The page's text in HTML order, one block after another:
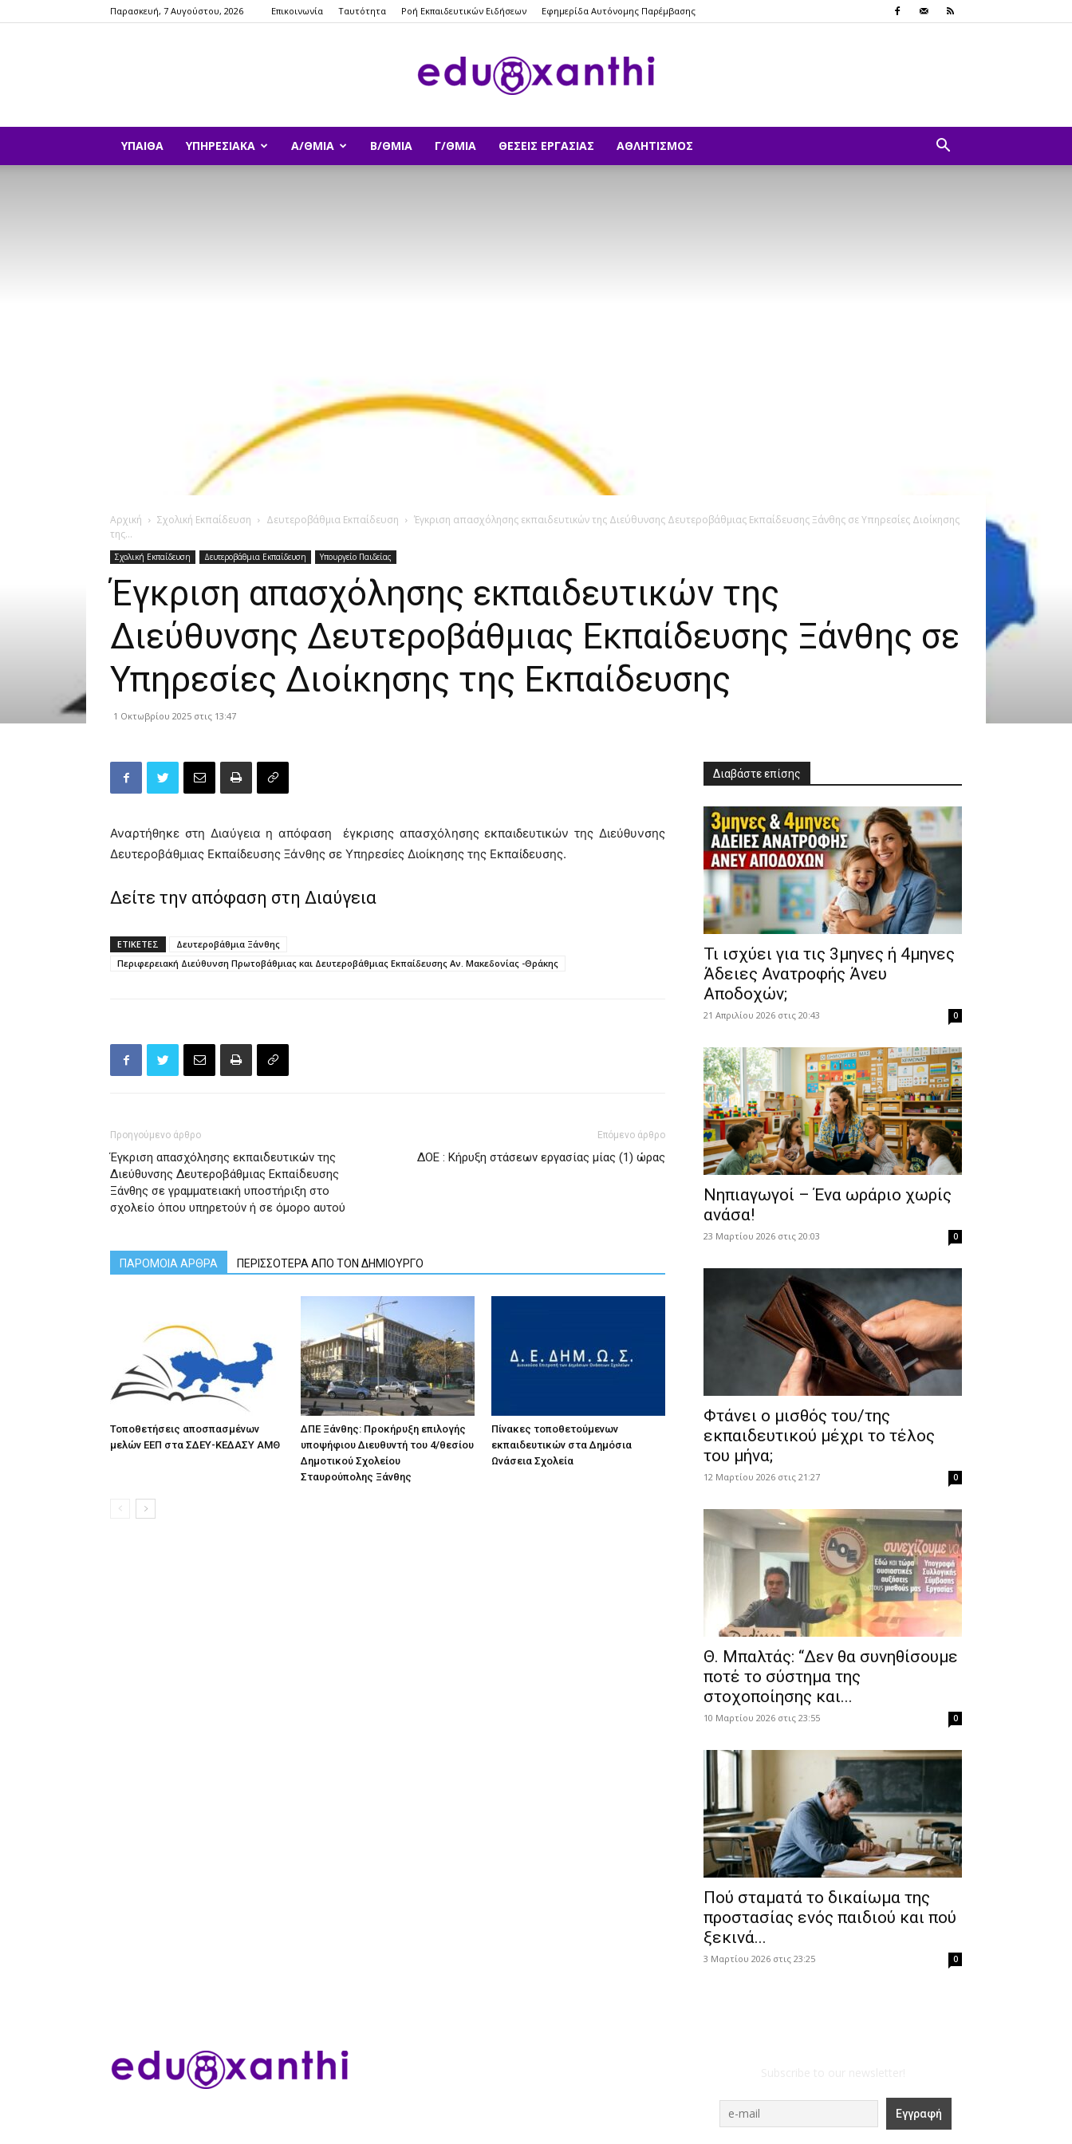
Παρασκευή, 7 Αυγούστου, 2026 Επικοινωνία Ταυτότητα Ροή Εκπαιδευτικών Ειδήσεων Εφημερίδα Αυτόνομης Παρέμβασης
eduxanthi
ΥΠΑΙΘΑ ΥΠΗΡΕΣΙΑΚΆ Α/ΘΜΙΑ Β/ΘΜΙΑ Γ/ΘΜΙΑ ΘΈΣΕΙΣ ΕΡΓΑΣΊΑΣ ΑΘΛΗΤΙΣΜΌΣ
Αρχική Σχολική Εκπαίδευση Δευτεροβάθμια Εκπαίδευση
Έγκριση απασχόλησης εκπαιδευτικών της Διεύθυνσης Δευτεροβάθμιας Εκπαίδευσης Ξάνθης σε Υπηρεσίες Διοίκησης
της...
Σχολική Εκπαίδευση Δευτεροβάθμια Εκπαίδευση Υπουργείο Παιδείας
Έγκριση απασχόλησης εκπαιδευτικών της
Διεύθυνσης Δευτεροβάθμιας Εκπαίδευσης Ξάνθης σε
Υπηρεσίες Διοίκησης της Εκπαίδευσης
1 Οκτωβρίου 2025 στις 13:47
Αναρτήθηκε στη Διαύγεια η απόφαση έγκρισης απασχόλησης εκπαιδευτικών της Διεύθυνσης
Δευτεροβάθμιας Εκπαίδευσης Ξάνθης σε Υπηρεσίες Διοίκησης της Εκπαίδευσης.
Δείτε την απόφαση στη Διαύγεια
ΕΤΙΚΕΤΕΣ
Δευτεροβάθμια Ξάνθης
Περιφερειακή Διεύθυνση Πρωτοβάθμιας και Δευτεροβάθμιας Εκπαίδευσης Αν. Μακεδονίας -Θράκης
Προηγούμενο άρθρο
Έγκριση απασχόλησης εκπαιδευτικών της
Διεύθυνσης Δευτεροβάθμιας Εκπαίδευσης
Ξάνθης σε γραμματειακή υποστήριξη στο
σχολείο όπου υπηρετούν ή σε όμορο αυτού
Επόμενο άρθρο
ΔΟΕ : Κήρυξη στάσεων εργασίας μίας (1) ώρας
ΠΑΡΟΜΟΙΑ ΑΡΘΡΑ ΠΕΡΙΣΣΟΤΕΡΑ ΑΠΟ ΤΟΝ ΔΗΜΙΟΥΡΓΟ
Τοποθετήσεις αποσπασμένων
μελών ΕΕΠ στα ΣΔΕΥ-ΚΕΔΑΣΥ ΑΜΘ
ΔΠΕ Ξάνθης: Προκήρυξη επιλογής
υποψήφιου Διευθυντή του 4/θεσίου
Δημοτικού Σχολείου
Σταυρούπολης Ξάνθης
Πίνακες τοποθετούμενων
εκπαιδευτικών στα Δημόσια
Ωνάσεια Σχολεία
Διαβάστε επίσης
​Τι ισχύει για τις 3μηνες ή 4μηνες
Άδειες Ανατροφής Άνευ
Αποδοχών;
21 Απριλίου 2026 στις 20:43 0
Νηπιαγωγοί – Ένα ωράριο χωρίς
ανάσα!
23 Μαρτίου 2026 στις 20:03 0
Φτάνει ο μισθός του/της
εκπαιδευτικού μέχρι το τέλος
του μήνα;
12 Μαρτίου 2026 στις 21:27 0
Θ. Μπαλτάς: “Δεν θα συνηθίσουμε
ποτέ το σύστημα της
στοχοποίησης και...
10 Μαρτίου 2026 στις 23:55 0
Πού σταματά το δικαίωμα της
προστασίας ενός παιδιού και πού
ξεκινά...
3 Μαρτίου 2026 στις 23:25 0